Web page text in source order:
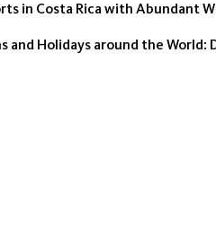
in Costa Rica with Abundant
and Holidays around the